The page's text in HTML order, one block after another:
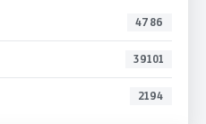
4786
39101
2194